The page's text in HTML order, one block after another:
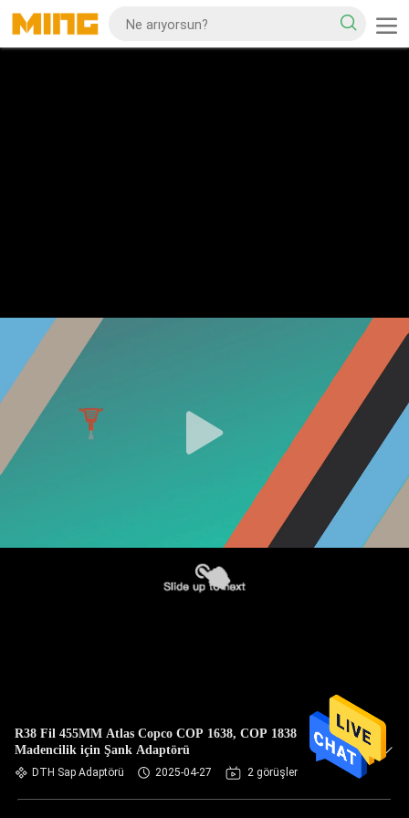
R38 Fil 455MM Atlas Copco COP 1638, COP 1838
Madencilik için Şank Adaptörü
DTH Sap Adaptörü 2025-04-27 2 görüşler